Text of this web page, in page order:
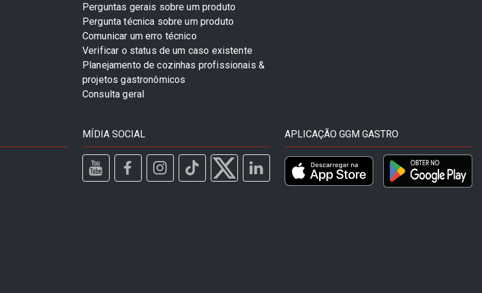
Perguntas gerais sobre um produto
Pergunta técnica sobre um produto
Comunicar um erro técnico
Verificar o status de um caso existente
Planejamento de cozinhas profissionais &
projetos gastronômicos
Consulta geral
MÍDIA SOCIAL APLICAÇÃO GGM GASTRO